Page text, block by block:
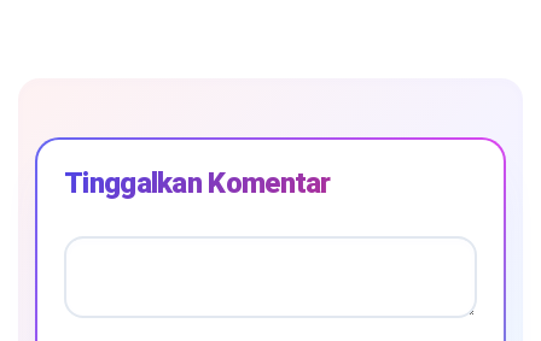
Tinggalkan Komentar